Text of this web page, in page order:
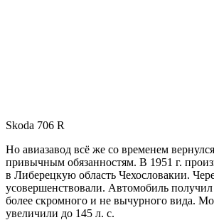
Skoda 706 R
Но авиазавод всё же со временем
привычным обязанностям. В 1951 г.
в Либерецкую область Чехословакии.
усовершенствовали. Автомобиль
более скромного и не вычурного вида.
увеличили до 145 л. с.